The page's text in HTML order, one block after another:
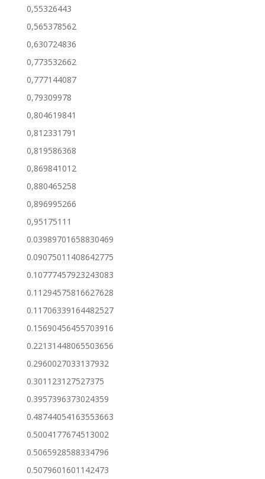
0,55326443
0,565378562
0,630724836
0,773532662
0,777144087
0,79309978
0,804619841
0,812331791
0,819586368
0,869841012
0,880465258
0,896995266
0,95175111
0.03989701658830469
0.09075011408642775
0.10777457923243083
0.11294575816627628
0.11706339164482527
0.15690456455703916
0.22131448065503656
0.2960027033137932
0.301123127527375
0.3957396373024359
0.48744054163553663
0.5004177674513002
0.5065928588334796
0.5079601601142473